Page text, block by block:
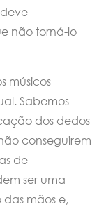
não torná-lo
músicos
Sabemos
dos dedos
conseguirem
de
ser uma
mãos e,